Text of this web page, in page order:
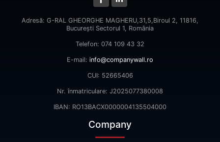
Adresă: G-RAL GHEORGHE MAGHERU,31,5,Biroul 2, 11816,
Bucureşti Sectorul 1, România
Telefon: 074 109 43 32
E-mail: info@companywall.ro
CUI: 52665406
Nr. înmatriculare: J2025077380008
IBAN: RO13BACX0000004135504000
Company